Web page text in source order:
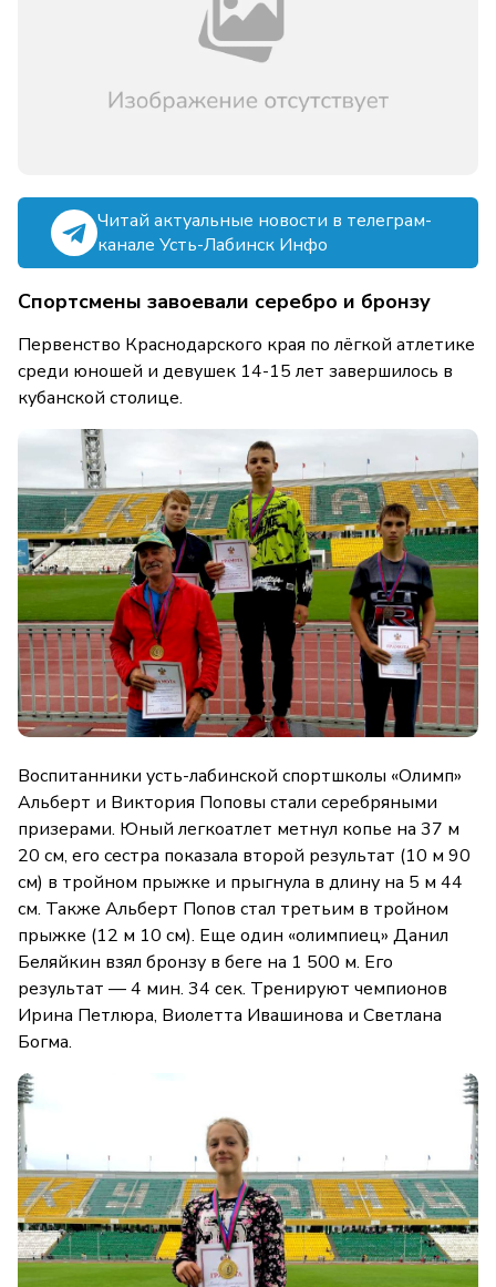
Читай актуальные новости в телеграм-
канале Усть-Лабинск Инфо
Спортсмены завоевали серебро и бронзу
Первенство Краснодарского края по лёгкой атлетике
среди юношей и девушек 14-15 лет завершилось в
кубанской столице.
Воспитанники усть-лабинской спортшколы «Олимп»
Альберт и Виктория Поповы стали серебряными
призерами. Юный легкоатлет метнул копье на 37 м
20 см, его сестра показала второй результат (10 м 90
см) в тройном прыжке и прыгнула в длину на 5 м 44
см. Также Альберт Попов стал третьим в тройном
прыжке (12 м 10 см). Еще один «олимпиец» Данил
Беляйкин взял бронзу в беге на 1 500 м. Его
результат — 4 мин. 34 сек. Тренируют чемпионов
Ирина Петлюра, Виолетта Ивашинова и Светлана
Богма.